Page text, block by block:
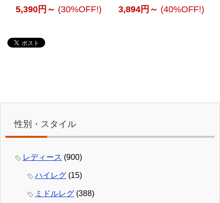
5,390円～ (30%OFF!) 3,894円～ (40%OFF!)
性別・スタイル
レディース (900)
ハイレグ (15)
ミドルレグ (388)